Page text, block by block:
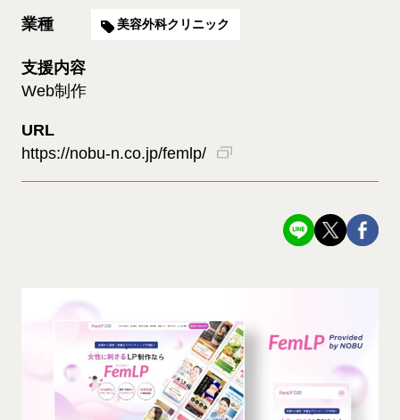
業種 美容外科クリニック
支援内容
Web制作
URL
https://nobu-n.co.jp/femlp/